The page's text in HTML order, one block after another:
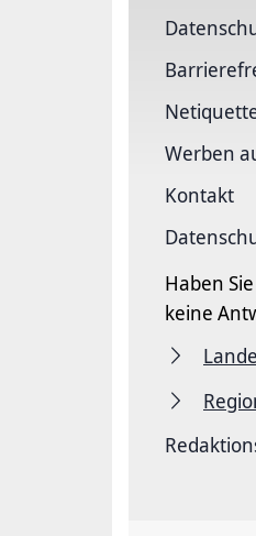
Werben
Kontakt
Haben
keine